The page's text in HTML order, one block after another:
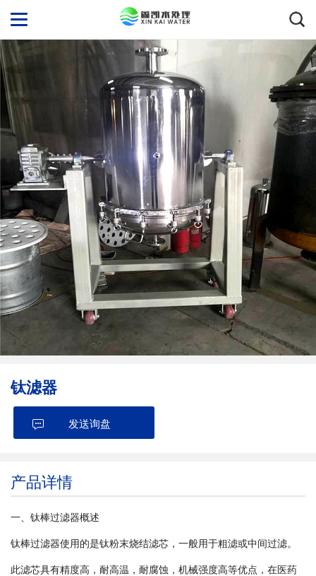
钛滤器
发送询盘
产品详情
一、 钛棒过滤器概述
钛棒过滤器使用的是钛粉末烧结滤芯，一般用于粗滤或中间过滤。
此滤芯具有精度高，耐高温，耐腐蚀，机械强度高等优点，在医药